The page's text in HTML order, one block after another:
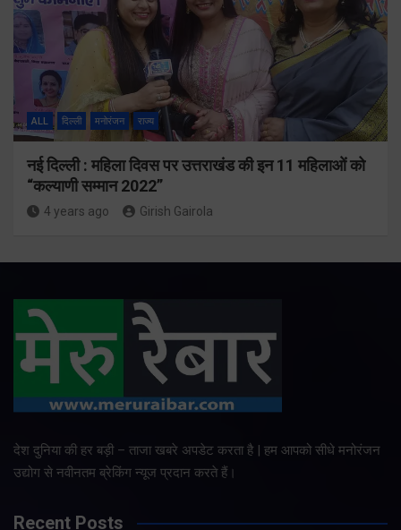
ALL दिल्ली मनोरंजन राज्य
नई दिल्ली : महिला दिवस पर उत्तराखंड की इन 11 महिलाओं को
“कल्याणी सम्मान 2022”
4 years ago Girish Gairola
देश दुनिया की हर बड़ी – ताजा खबरे अपडेट करता है | हम आपको सीधे मनोरंजन
उद्योग से नवीनतम ब्रेकिंग न्यूज प्रदान करते हैं।
Recent Posts